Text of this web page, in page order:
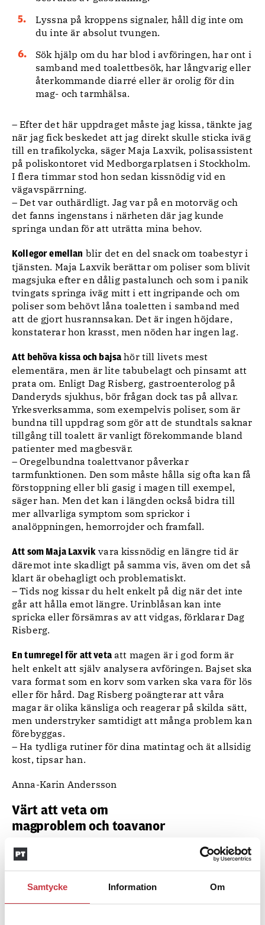
Samtycke Information Om
Lyssna på kroppens signaler, håll dig inte om
du inte är absolut tvungen.
Sök hjälp om du har blod i avföringen, har ont i
samband med toalettbesök, har långvarig eller
återkommande diarré eller är orolig för din
mag- och tarmhälsa.
– Efter det här uppdraget måste jag kissa, tänkte jag
när jag fick beskedet att jag direkt skulle sticka iväg
till en trafikolycka, säger Maja Laxvik, polisassistent
på poliskontoret vid Medborgarplatsen i Stockholm.
I flera timmar stod hon sedan kissnödig vid en
vägavspärrning.
– Det var outhärdligt. Jag var på en motorväg och
det fanns ingenstans i närheten där jag kunde
springa undan för att uträtta mina behov.
Kollegor emellan blir det en del snack om toabestyr i
tjänsten. Maja Laxvik berättar om poliser som blivit
magsjuka efter en dålig pastalunch och som i panik
tvingats springa iväg mitt i ett ingripande och om
poliser som behövt låna toaletten i samband med
att de gjort husrannsakan. Det är ingen höjdare,
konstaterar hon krasst, men nöden har ingen lag.
Att behöva kissa och bajsa hör till livets mest
elementära, men är lite tabubelagt och pinsamt att
prata om. Enligt Dag Risberg, gastroenterolog på
Danderyds sjukhus, bör frågan dock tas på allvar.
Yrkesverksamma, som exempelvis poliser, som är
bundna till uppdrag som gör att de stundtals saknar
tillgång till toalett är vanligt förekommande bland
patienter med magbesvär.
– Oregelbundna toalettvanor påverkar
tarmfunktionen. Den som måste hålla sig ofta kan få
förstoppning eller bli gasig i magen till exempel,
säger han. Men det kan i längden också bidra till
mer allvarliga symptom som sprickor i
analöppningen, hemorrojder och framfall.
Att som Maja Laxvik vara kissnödig en längre tid är
däremot inte skadligt på samma vis, även om det så
klart är obehagligt och problematiskt.
– Tids nog kissar du helt enkelt på dig när det inte
går att hålla emot längre. Urinblåsan kan inte
spricka eller försämras av att vidgas, förklarar Dag
Risberg.
En tumregel för att vetaatt magen är i god form är
helt enkelt att själv analysera avföringen. Bajset ska
vara format som en korv som varken ska vara för lös
eller för hård. Dag Risberg poängterar att våra
magar är olika känsliga och reagerar på skilda sätt,
men understryker samtidigt att många problem kan
förebyggas.
– Ha tydliga rutiner för dina matintag och ät allsidig
kost, tipsar han.
Anna-Karin Andersson
Värt att veta om
magproblem och toavanor
• Att bajsa så ofta som tre gånger per dag till så
sällan som en gång i veckan anses som normalt.
• Var tredje svensk uppskattas periodvis ha någon
typ av mag-tarmbesvär.